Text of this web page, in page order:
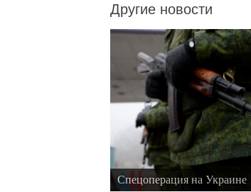
Другие новости
Спецоперация на Украине